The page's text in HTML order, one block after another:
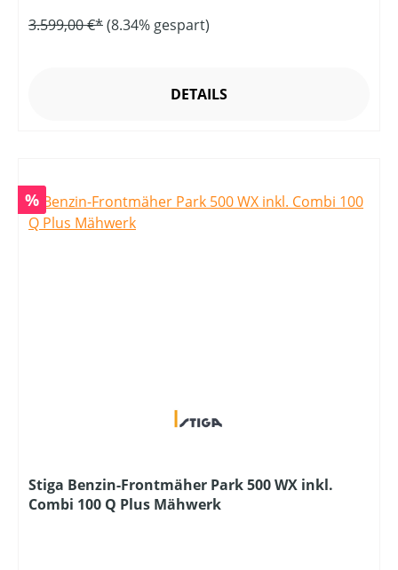
3.599,00 €*(8.34% gespart)
DETAILS
Rabatt
%
Stiga Benzin-Frontmäher Park 500 WX inkl.
Combi 100 Q Plus Mähwerk